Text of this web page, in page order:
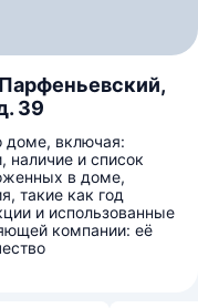
39
доме, включая:
наличие и список
в доме,
такие как год
и использованные
компании: её